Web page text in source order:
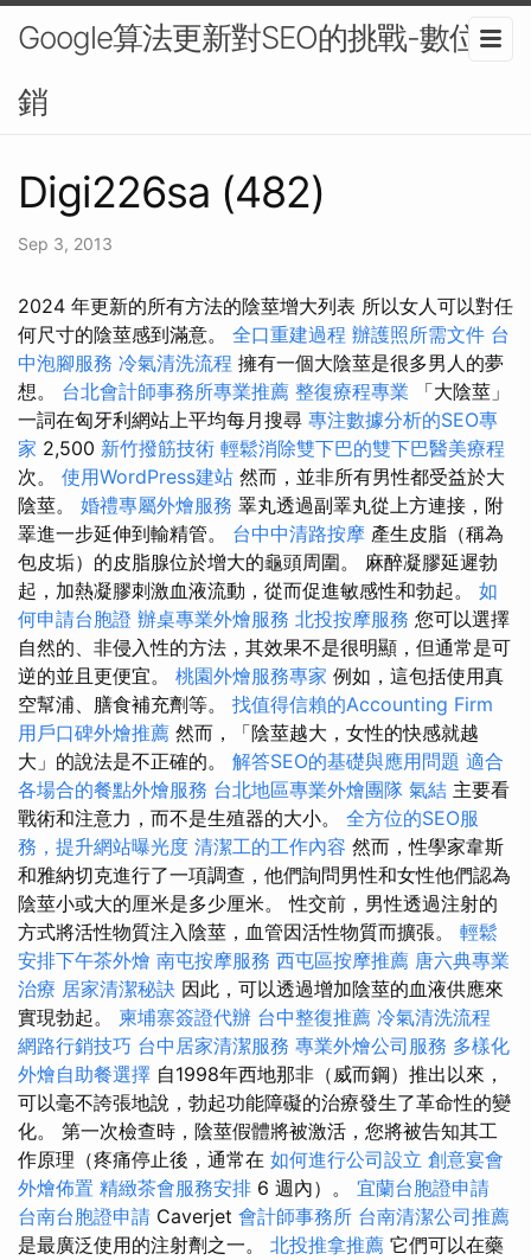
Google算法更新對SEO的挑戰-數位行
銷
Digi226sa (482)
Sep 3, 2013
2024 年更新的所有方法的陰莖增大列表 所以女人可以對任
何尺寸的陰莖感到滿意。 全口重建過程 辦護照所需文件 台
中泡腳服務 冷氣清洗流程 擁有一個大陰莖是很多男人的夢
想。 台北會計師事務所專業推薦 整復療程專業 「大陰莖」
一詞在匈牙利網站上平均每月搜尋 專注數據分析的SEO專
家 2,500 新竹撥筋技術 輕鬆消除雙下巴的雙下巴醫美療程
次。 使用WordPress建站 然而，並非所有男性都受益於大
陰莖。 婚禮專屬外燴服務 睪丸透過副睪丸從上方連接，附
睪進一步延伸到輸精管。 台中中清路按摩 產生皮脂（稱為
包皮垢）的皮脂腺位於增大的龜頭周圍。 麻醉凝膠延遲勃
起，加熱凝膠刺激血液流動，從而促進敏感性和勃起。 如
何申請台胞證 辦桌專業外燴服務 北投按摩服務 您可以選擇
自然的、非侵入性的方法，其效果不是很明顯，但通常是可
逆的並且更便宜。 桃園外燴服務專家 例如，這包括使用真
空幫浦、膳食補充劑等。 找值得信賴的Accounting Firm
用戶口碑外燴推薦 然而，「陰莖越大，女性的快感就越
大」的說法是不正確的。 解答SEO的基礎與應用問題 適合
各場合的餐點外燴服務 台北地區專業外燴團隊 氣結 主要看
戰術和注意力，而不是生殖器的大小。 全方位的SEO服
務，提升網站曝光度 清潔工的工作內容 然而，性學家韋斯
和雅納切克進行了一項調查，他們詢問男性和女性他們認為
陰莖小或大的厘米是多少厘米。 性交前，男性透過注射的
方式將活性物質注入陰莖，血管因活性物質而擴張。 輕鬆
安排下午茶外燴 南屯按摩服務 西屯區按摩推薦 唐六典專業
治療 居家清潔秘訣 因此，可以透過增加陰莖的血液供應來
實現勃起。 柬埔寨簽證代辦 台中整復推薦 冷氣清洗流程
網路行銷技巧 台中居家清潔服務 專業外燴公司服務 多樣化
外燴自助餐選擇 自1998年西地那非（威而鋼）推出以來，
可以毫不誇張地說，勃起功能障礙的治療發生了革命性的變
化。 第一次檢查時，陰莖假體將被激活，您將被告知其工
作原理（疼痛停止後，通常在 如何進行公司設立 創意宴會
外燴佈置 精緻茶會服務安排 6 週內）。 宜蘭台胞證申請
台南台胞證申請 Caverjet 會計師事務所 台南清潔公司推薦
是最廣泛使用的注射劑之一。 北投推拿推薦 它們可以在藥